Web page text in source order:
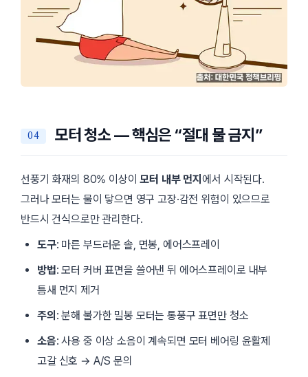
모터 청소 — 핵심은 “절대 물 금지”
선풍기 화재의 80% 이상이모터 내부 먼지에서 시작된다.
그러나 모터는 물이 닿으면 영구 고장·감전 위험이 있으므로
반드시 건식으로만 관리한다.
도구: 마른 부드러운 솔, 면봉, 에어스프레이
방법: 모터 커버 표면을 쓸어낸 뒤 에어스프레이로 내부
틈새 먼지 제거
주의 : 분해 불가한 밀봉 모터는 통풍구 표면만 청소
소음: 사용 중 이상 소음이 계속되면 모터 베어링 윤활제
고갈 신호 → A/S 문의